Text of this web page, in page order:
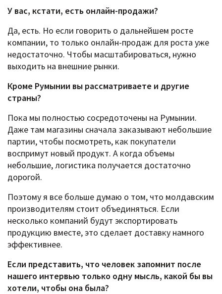
У вас, кстати, есть онлайн-продажи?
Да, есть. Но если говорить о дальнейшем росте
компании, то только онлайн-продаж для роста уже
недостаточно. Чтобы масштабироваться, нужно
выходить на внешние рынки.
Кроме Румынии вы рассматриваете и другие
страны?
Пока мы полностью сосредоточены на Румынии.
Даже там магазины сначала заказывают небольшие
партии, чтобы посмотреть, как покупатели
воспримут новый продукт. А когда объемы
небольшие, логистика получается достаточно
дорогой.
Поэтому я все больше думаю о том, что молдавским
производителям стоит объединяться. Если
несколько компаний будут экспортировать
продукцию вместе, это сделает доставку намного
эффективнее.
Если представить, что человек запомнит после
нашего интервью только одну мысль, какой бы вы
хотели, чтобы она была?